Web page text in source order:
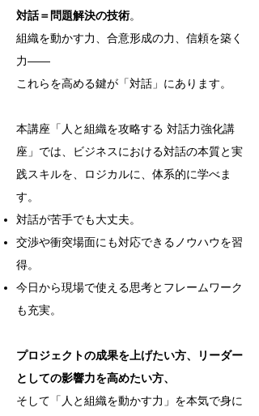
対話＝問題解決の技術。
組織を動かす力、合意形成の力、信頼を築く
力――
これらを高める鍵が「対話」にあります。
本講座「人と組織を攻略する 対話力強化講
座」では、ビジネスにおける対話の本質と実
践スキルを、ロジカルに、体系的に学べま
す。
対話が苦手でも大丈夫。
交渉や衝突場面にも対応できるノウハウを習
得。
今日から現場で使える思考とフレームワーク
も充実。
プロジェクトの成果を上げたい方、リーダー
としての影響力を高めたい方、
そして「人と組織を動かす力」を本気で身に